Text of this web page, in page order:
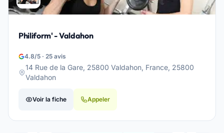
Philiform' - Valdahon
4.8/5 · 25 avis
14 Rue de la Gare, 25800 Valdahon, France, 25800
Valdahon
Voir la fiche Appeler